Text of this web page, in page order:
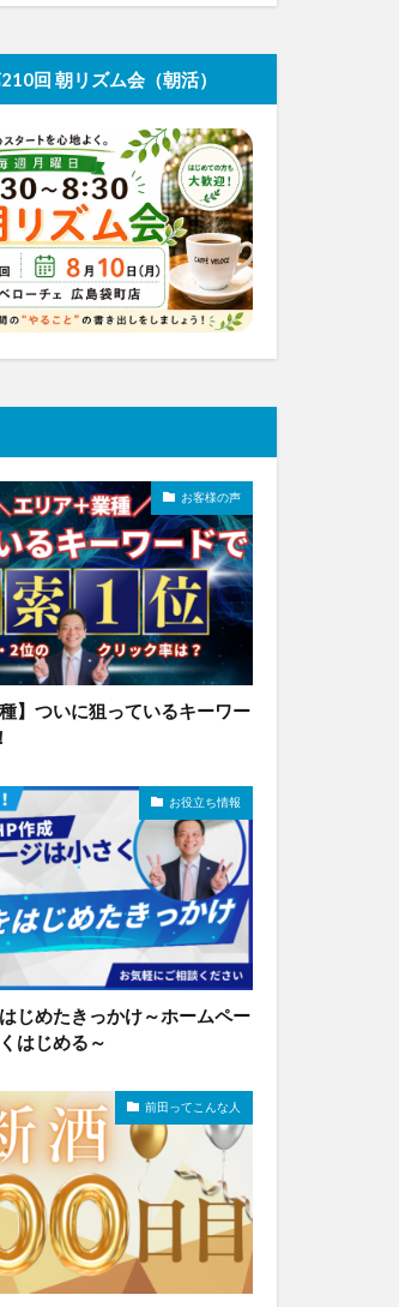
回 朝リズム会（朝活）
お客様の声
種】ついに狙っているキーワー
お役立ち情報
じめたきっかけ～ホームペー
はじめる～
前田ってこんな人